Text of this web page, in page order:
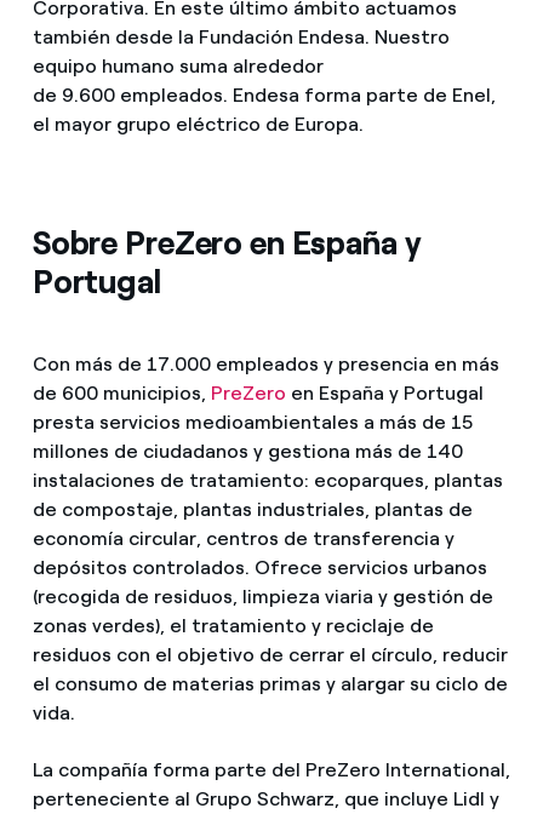
Corporativa. En este último ámbito actuamos
también desde la Fundación Endesa. Nuestro
equipo humano suma alrededor
de 9.600 empleados. Endesa forma parte de Enel,
el mayor grupo eléctrico de Europa.
Sobre PreZero en España y
Portugal
Con más de 17.000 empleados y presencia en más
de 600 municipios, PreZero en España y Portugal
presta servicios medioambientales a más de 15
millones de ciudadanos y gestiona más de 140
instalaciones de tratamiento: ecoparques, plantas
de compostaje, plantas industriales, plantas de
economía circular, centros de transferencia y
depósitos controlados. Ofrece servicios urbanos
(recogida de residuos, limpieza viaria y gestión de
zonas verdes), el tratamiento y reciclaje de
residuos con el objetivo de cerrar el círculo, reducir
el consumo de materias primas y alargar su ciclo de
vida.
La compañía forma parte del PreZero International,
perteneciente al Grupo Schwarz, que incluye Lidl y